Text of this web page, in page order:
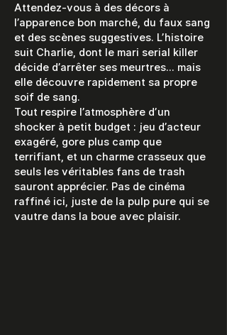
Attendez-vous à des décors à
l’apparence bon marché, du faux sang
et des scènes suggestives. L’histoire
suit Charlie, dont le mari serial killer
décide d’arrêter ses meurtres… mais
elle découvre rapidement sa propre
soif de sang.
Tout respire l’atmosphère d’un
shocker à petit budget : jeu d’acteur
exagéré, gore plus camp que
terrifiant, et un charme crasseux que
seuls les véritables fans de trash
sauront apprécier. Pas de cinéma
raffiné ici, juste de la pulp pure qui se
vautre dans la boue avec plaisir.